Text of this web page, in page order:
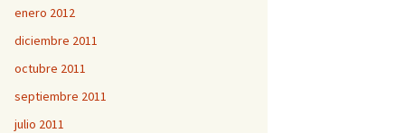
enero 2012
diciembre 2011
octubre 2011
septiembre 2011
julio 2011